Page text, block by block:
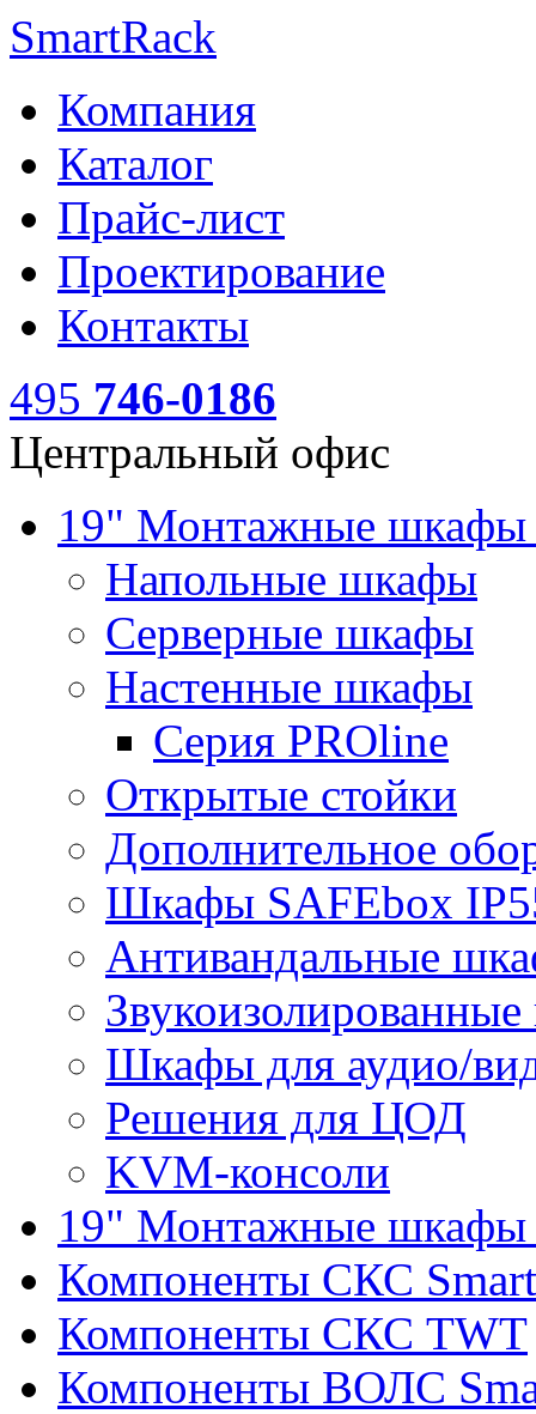
SmartRack
Компания
Каталог
Прайс-лист
Проектирование
Контакты
495 746-0186
Центральный офис
19" Монтажные
Напольные шкафы
Серверные шкафы
Настенные шкафы
Серия PROline
Открытые стойки
Дополнительное
Шкафы SAFEbox
Антивандальные
Шкафы для аудио/
Решения для ЦОД
KVM-консоли
19" Монтажные шкафы
Компоненты СКС
Компоненты СКС TWT
Компоненты ВОЛС